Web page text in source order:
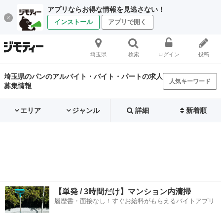
アプリならお得な情報を見逃さない！
インストール アプリで開く
埼玉県 検索 ログイン 投稿
埼玉県のパンのアルバイト・バイト・パートの求人
募集情報
人気キーワード
エリア ジャンル 詳細 新着順
【単発 / 3時間だけ】マンション内清掃
履歴書・面接なし！すぐお給料がもらえるバイトアプリ